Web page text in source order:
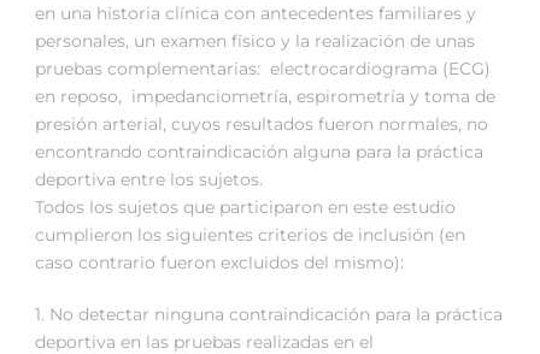
en una historia clínica con antecedentes familiares y
personales, un examen físico y la realización de unas
pruebas complementarias: electrocardiograma (ECG)
en reposo, impedanciometría, espirometría y toma de
presión arterial, cuyos resultados fueron normales, no
encontrando contraindicación alguna para la práctica
deportiva entre los sujetos.
Todos los sujetos que participaron en este estudio
cumplieron los siguientes criterios de inclusión (en
caso contrario fueron excluidos del mismo):
1. No detectar ninguna contraindicación para la práctica
deportiva en las pruebas realizadas en el